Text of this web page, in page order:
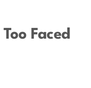
Faced